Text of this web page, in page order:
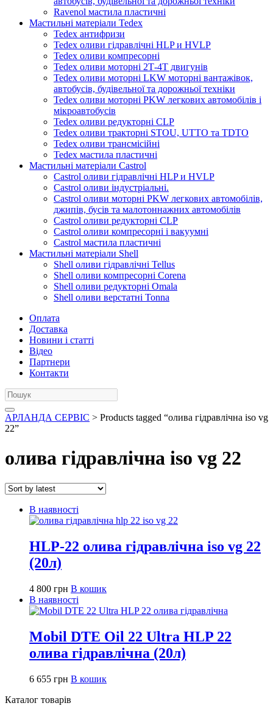
Ravenol мастила пластичні
Мастильні матеріали Tedex
Tedex антифризи
Tedex оливи гідравлічні HLP и HVLP
Tedex оливи компресорні
Tedex оливи моторні 2Т-4Т двигунів
Tedex оливи моторні LKW моторні вантажівок,
автобусів, будівельної та дорожньої техніки
Tedex оливи моторні PKW легкових автомобілів і
мікроавтобусів
Tedex оливи редукторні CLP
Tedex оливи тракторні STOU, UTTO та TDTO
Tedex оливи трансмісійні
Tedex мастила пластичні
Мастильні матеріали Castrol
Castrol оливи гідравлічні HLP и HVLP
Castrol оливи індустріальні.
Castrol оливи моторні PKW легкових автомобілів,
джипів, бусів та малотоннажних автомобілів
Castrol оливи редукторні CLP
Castrol оливи компресорні і вакуумні
Castrol мастила пластичні
Мастильні матеріали Shell
Shell оливи гідравлічні Tellus
Shell оливи компресорні Corena
Shell оливи редукторні Omala
Shell оливи верстатні Tonna
Оплата
Доставка
Новини і статті
Відео
Партнери
Контакти
АРЛАНДА СЕРВІС > Products tagged “олива гідравлічна iso vg
22”
олива гідравлічна iso vg 22
В наявності
HLP-22 олива гідравлічна iso vg 22
(20л)
4 800 грн В кошик
В наявності
Mobil DTE Oil 22 Ultra HLP 22
олива гідравлічна (20л)
6 655 грн В кошик
Каталог товарів